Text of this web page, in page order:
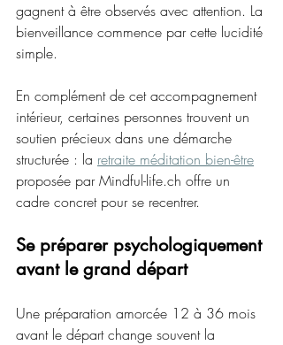
gagnent à être observés avec attention. La
bienveillance commence par cette lucidité
simple.
En complément de cet accompagnement
intérieur, certaines personnes trouvent un
soutien précieux dans une démarche
structurée : la retraite méditation bien-être
proposée par Mindful-life.ch offre un
cadre concret pour se recentrer.
Se préparer psychologiquement
avant le grand départ
Une préparation amorcée 12 à 36 mois
avant le départ change souvent la